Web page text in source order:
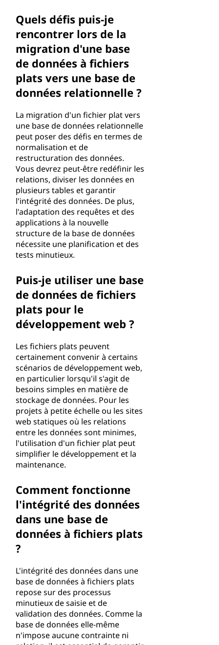
Quels défis puis-je
rencontrer lors de la
migration d'une base
de données à fichiers
plats vers une base de
données relationnelle ?
La migration d'un fichier plat vers
une base de données relationnelle
peut poser des défis en termes de
normalisation et de
restructuration des données.
Vous devrez peut-être redéfinir les
relations, diviser les données en
plusieurs tables et garantir
l'intégrité des données. De plus,
l'adaptation des requêtes et des
applications à la nouvelle
structure de la base de données
nécessite une planification et des
tests minutieux.
Puis-je utiliser une base
de données de fichiers
plats pour le
développement web ?
Les fichiers plats peuvent
certainement convenir à certains
scénarios de développement web,
en particulier lorsqu'il s'agit de
besoins simples en matière de
stockage de données. Pour les
projets à petite échelle ou les sites
web statiques où les relations
entre les données sont minimes,
l'utilisation d'un fichier plat peut
simplifier le développement et la
maintenance.
Comment fonctionne
l'intégrité des données
dans une base de
données à fichiers plats
?
L'intégrité des données dans une
base de données à fichiers plats
repose sur des processus
minutieux de saisie et de
validation des données. Comme la
base de données elle-même
n'impose aucune contrainte ni